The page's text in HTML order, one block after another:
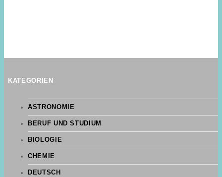
KATEGORIEN
ASTRONOMIE
BERUF UND STUDIUM
BIOLOGIE
CHEMIE
DEUTSCH